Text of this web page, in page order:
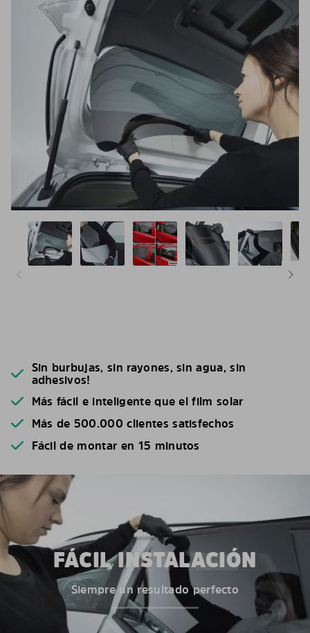
Sin burbujas, sin rayones, sin agua, sin
adhesivos!
Más fácil e inteligente que el film solar
Más de 500.000 clientes satisfechos
Fácil de montar en 15 minutos
FÁCIL INSTALACIÓN
Siempre un resultado perfecto